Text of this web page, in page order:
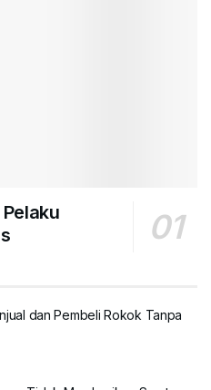
dan Pembeli Rokok Tanpa